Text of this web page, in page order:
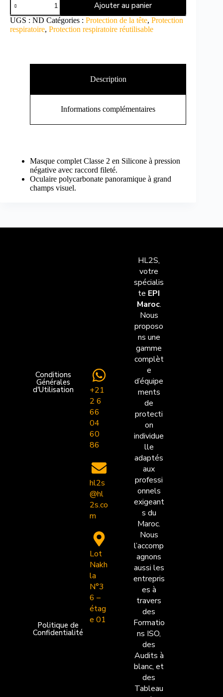
Ajouter au panier
UGS : ND Catégories : Protection de la tête, Protection
respiratoire, Protection respiratoire réutilisable
Description
Informations complémentaires
Masque complet Classe 2 en Silicone à pression
négative avec raccord fileté.
Oculaire polycarbonate panoramique à grand
champs visuel.
HL2S,
votre
spécialis
te EPI
Maroc.
Nous
proposo
ns une
gamme
complèt
e
d’équipe
ments
de
protecti
on
individue
lle
adaptés
aux
professi
onnels
exigeant
s du
Maroc.
Nous
l’accomp
agnons
aussi les
entrepris
es à
travers
des
Formatio
ns ISO,
des
Audits à
blanc, et
des
Tableau
+21
2 6
66
04
60
86
hl2s
@hl
2s.co
m
Lot
Nakh
la
N°3
6 –
étag
e 01
Conditions
Générales
d'Utilisation
Politique de
Confidentialité